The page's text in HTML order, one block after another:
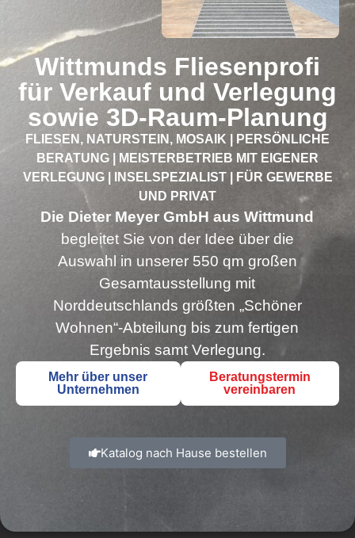
Wittmunds Fliesenprofi
für Verkauf und Verlegung
sowie 3D-Raum-Planung
FLIESEN, NATURSTEIN, MOSAIK | PERSÖNLICHE
BERATUNG | MEISTERBETRIEB MIT EIGENER
VERLEGUNG | INSEL­SPEZIALIST | FÜR GEWERBE
UND PRIVAT
Die Dieter Meyer GmbH aus Wittmund
begleitet Sie von der Idee über die
Auswahl in unserer 550 qm großen
Gesamtausstellung mit
Norddeutschlands größten „Schöner
Wohnen“-Abteilung bis zum fertigen
Ergebnis samt Verlegung.
Mehr über unser
Unternehmen
Beratungstermin
vereinbaren
Katalog nach Hause bestellen